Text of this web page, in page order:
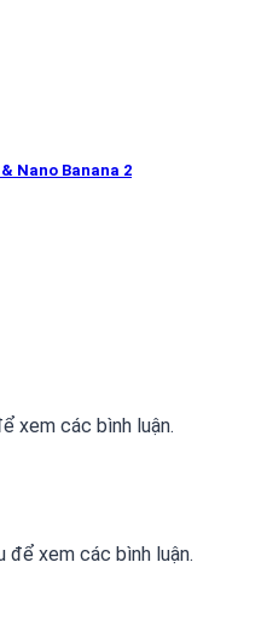
Nano Banana 2
xem các bình luận.
để xem các bình luận.